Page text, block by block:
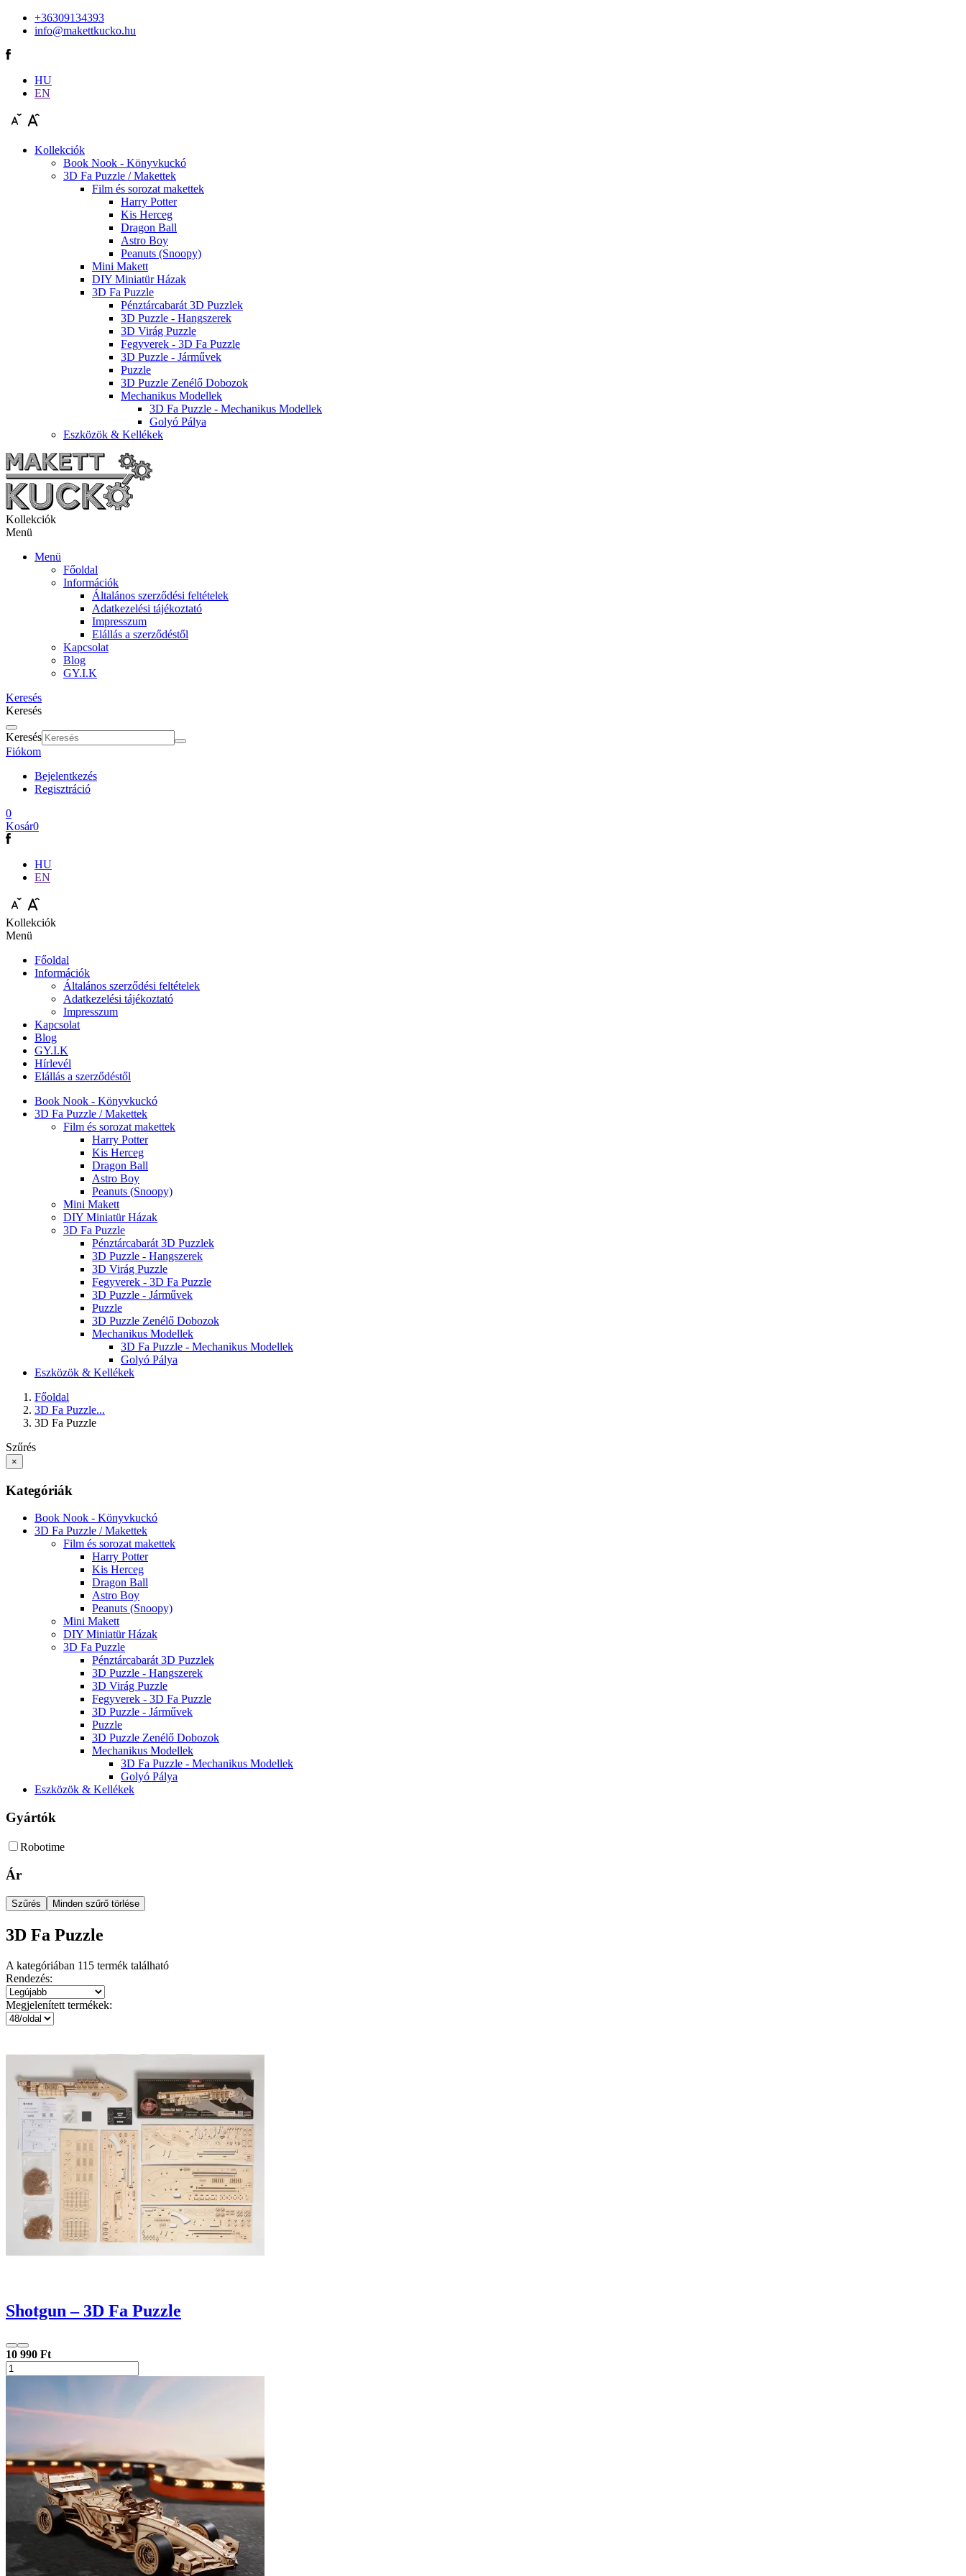
+36309134393
info@makettkucko.hu
HU
EN
Kollekciók
Book Nook - Könyvkuckó
3D Fa Puzzle / Makettek
Film és sorozat makettek
Harry Potter
Kis Herceg
Dragon Ball
Astro Boy
Peanuts (Snoopy)
Mini Makett
DIY Miniatür Házak
3D Fa Puzzle
Pénztárcabarát 3D Puzzlek
3D Puzzle - Hangszerek
3D Virág Puzzle
Fegyverek - 3D Fa Puzzle
3D Puzzle - Járművek
Puzzle
3D Puzzle Zenélő Dobozok
Mechanikus Modellek
3D Fa Puzzle - Mechanikus Modellek
Golyó Pálya
Eszközök & Kellékek
Kollekciók
Menü
Menü
Főoldal
Információk
Általános szerződési feltételek
Adatkezelési tájékoztató
Impresszum
Elállás a szerződéstől
Kapcsolat
Blog
GY.I.K
Keresés
Keresés
Keresés
Fiókom
Bejelentkezés
Regisztráció
0
Kosár0
HU
EN
Kollekciók
Menü
Főoldal
Információk
Általános szerződési feltételek
Adatkezelési tájékoztató
Impresszum
Kapcsolat
Blog
GY.I.K
Hírlevél
Elállás a szerződéstől
Book Nook - Könyvkuckó
3D Fa Puzzle / Makettek
Film és sorozat makettek
Harry Potter
Kis Herceg
Dragon Ball
Astro Boy
Peanuts (Snoopy)
Mini Makett
DIY Miniatür Házak
3D Fa Puzzle
Pénztárcabarát 3D Puzzlek
3D Puzzle - Hangszerek
3D Virág Puzzle
Fegyverek - 3D Fa Puzzle
3D Puzzle - Járművek
Puzzle
3D Puzzle Zenélő Dobozok
Mechanikus Modellek
3D Fa Puzzle - Mechanikus Modellek
Golyó Pálya
Eszközök & Kellékek
Főoldal
3D Fa Puzzle...
3D Fa Puzzle
Szűrés
×
Kategóriák
Book Nook - Könyvkuckó
3D Fa Puzzle / Makettek
Film és sorozat makettek
Harry Potter
Kis Herceg
Dragon Ball
Astro Boy
Peanuts (Snoopy)
Mini Makett
DIY Miniatür Házak
3D Fa Puzzle
Pénztárcabarát 3D Puzzlek
3D Puzzle - Hangszerek
3D Virág Puzzle
Fegyverek - 3D Fa Puzzle
3D Puzzle - Járművek
Puzzle
3D Puzzle Zenélő Dobozok
Mechanikus Modellek
3D Fa Puzzle - Mechanikus Modellek
Golyó Pálya
Eszközök & Kellékek
Gyártók
Robotime
Ár
Szűrés Minden szűrő törlése
3D Fa Puzzle
A kategóriában 115 termék található
Rendezés:
Megjelenített termékek:
Shotgun – 3D Fa Puzzle
10 990 Ft